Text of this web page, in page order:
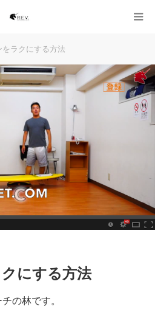
をラクにする方法
にする方法
の林です。